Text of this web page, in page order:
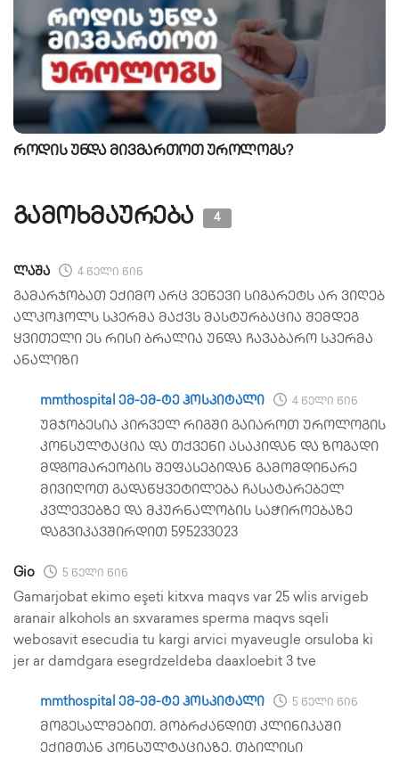
როდის უნდა მივმართოთ უროლოგს?
გამოხმაურება 4
ლაშა 4 წელი წინ
გამარჯობათ ექიმო არც ვეწევი სიგარეტს არ ვიღებ
ალკოჰოლს სპერმა მაქვს მასტურბაცია შემდეგ
ყვითელი ეს რისი ბრალია უნდა ჩავაბარო სპერმა
ანალიზი
mmthospital ემ-ემ-ტე ჰოსპიტალი 4 წელი წინ
უმჯობესია პირველ რიგში გაიაროთ უროლოგის
კონსულტაცია და თქვენი ასაკიდან და ზოგადი
მდგომარეობის შეფასებიდან გამომდინარე
მივიღოთ გადაწყვეტილება ჩასატარებელ
კვლევებზე და მკურნალობის საჭიროებაზე
დაგვიკავშირდით 595233023
Gio 5 წელი წინ
Gamarjobat ekimo eşeti kitxva maqvs var 25 wlis arvigeb
aranair alkohols an sxvarames sperma maqvs sqeli
webosavit esecudia tu kargi arvici myaveugle orsuloba ki
jer ar damdgara esegrdzeldeba daaxloebit 3 tve
mmthospital ემ-ემ-ტე ჰოსპიტალი 5 წელი წინ
მოგესალმებით. მობრძანდით კლინიკაში
ექიმთან კონსულტაციაზე. თბილისი